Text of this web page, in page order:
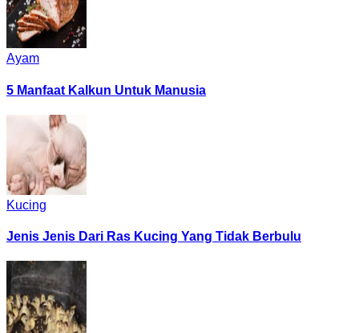
Ayam
5 Manfaat Kalkun Untuk Manusia
Kucing
Jenis Jenis Dari Ras Kucing Yang Tidak Berbulu